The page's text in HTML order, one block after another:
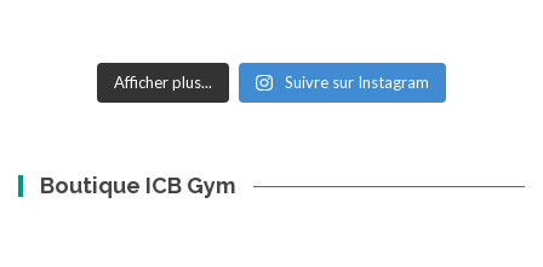
Afficher plus... Suivre sur Instagram
Boutique ICB Gym